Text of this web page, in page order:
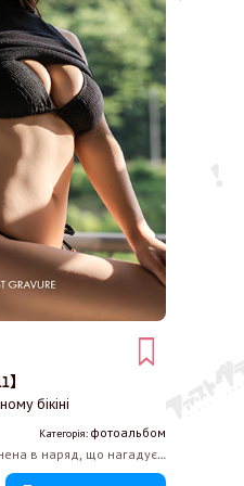
бікіні
Категорія: фотоальбом
в наряд, що нагадує
таку теплоту,